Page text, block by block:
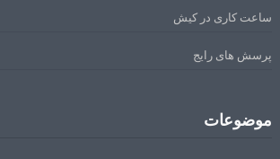
ساعت کاری در کیش
پرسش های رایج
موضوعات